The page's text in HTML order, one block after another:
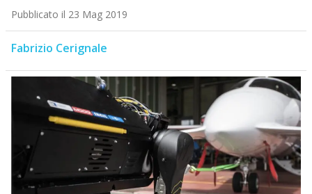
Pubblicato il 23 Mag 2019
Fabrizio Cerignale